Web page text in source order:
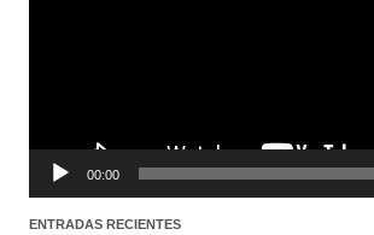
00:00
ENTRADAS RECIENTES